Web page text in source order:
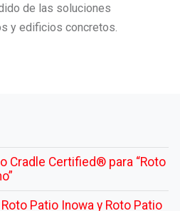
de las soluciones
y edificios concretos.
Cradle Certified® para “Roto
Patio Inowa y Roto Patio